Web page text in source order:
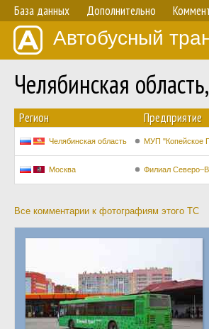
База данных Дополнительно
Автобусный
Челябинская
Регион Предприятие
Челябинская область МУП "Копейское
Москва Филиал
Все комментарии к фотографиям этого ТС